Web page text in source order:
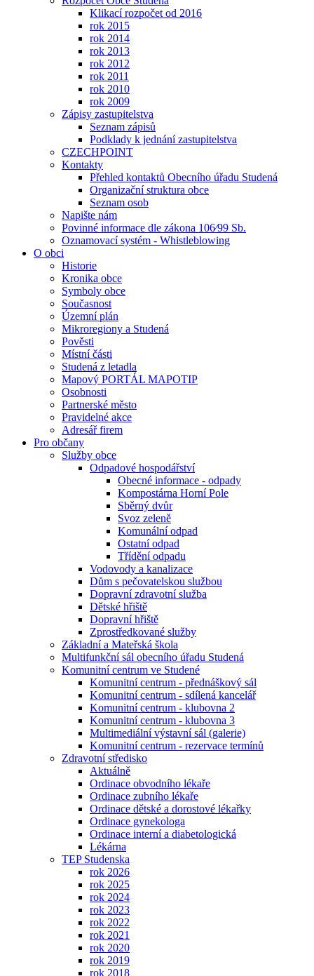
Klikací rozpočet od 2016
rok 2015
rok 2014
rok 2013
rok 2012
rok 2011
rok 2010
rok 2009
Zápisy zastupitelstva
Seznam zápisů
Podklady k jednání zastupitelstva
CZECHPOINT
Kontakty
Přehled kontaktů Obecního úřadu Studená
Organizační struktura obce
Seznam osob
Napište nám
Povinné informace dle zákona 106⁄99 Sb.
Oznamovací systém - Whistleblowing
O obci
Historie
Kronika obce
Symboly obce
Současnost
Územní plán
Mikroregiony a Studená
Pověsti
Místní části
Studená z letadla
Mapový PORTÁL MAPOTIP
Osobnosti
Partnerské město
Pravidelné akce
Adresář firem
Pro občany
Služby obce
Odpadové hospodářství
Obecné informace - odpady
Kompostárna Horní Pole
Sběrný dvůr
Svoz zeleně
Komunální odpad
Ostatní odpad
Třídění odpadu
Vodovody a kanalizace
Dům s pečovatelskou službou
Dopravní zdravotní služba
Dětské hřiště
Dopravní hřiště
Zprostředkované služby
Základní a Mateřská škola
Multifunkční sál obecního úřadu Studená
Komunitní centrum ve Studené
Komunitní centrum - přednáškový sál
Komunitní centrum - sdílená kancelář
Komunitní centrum - klubovna 2
Komunitní centrum - klubovna 3
Multimediální výstavní sál (galerie)
Komunitní centrum - rezervace termínů
Zdravotní středisko
Aktuálně
Ordinace obvodního lékaře
Ordinace zubního lékaře
Ordinace dětské a dorostové lékařky
Ordinace gynekologa
Ordinace interní a diabetologická
Lékárna
TEP Studenska
rok 2026
rok 2025
rok 2024
rok 2023
rok 2022
rok 2021
rok 2020
rok 2019
rok 2018